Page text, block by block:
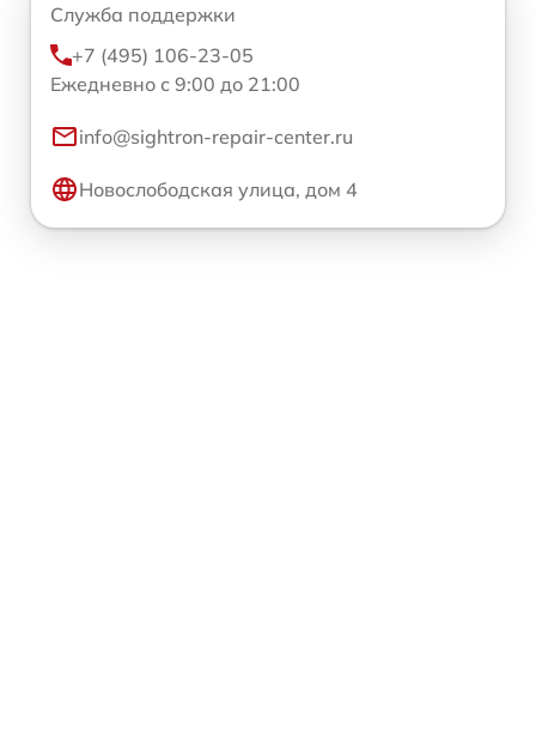
Служба поддержки
+7 (495) 106-23-05
Ежедневно с 9:00 до 21:00
info@sightron-repair-center.ru
Новослободская улица, дом 4